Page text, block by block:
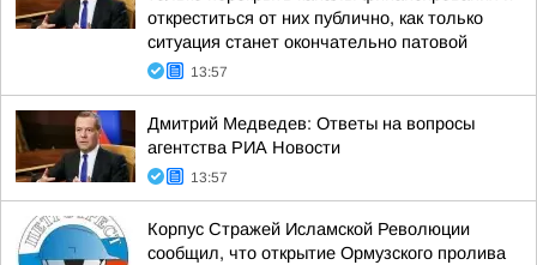
откреститься от них публично, как только
ситуация станет окончательно патовой
13:57
Дмитрий Медведев: Ответы на вопросы
агентства РИА Новости
13:57
Корпус Стражей Исламской Революции
сообщил, что открытие Ормузского пролива